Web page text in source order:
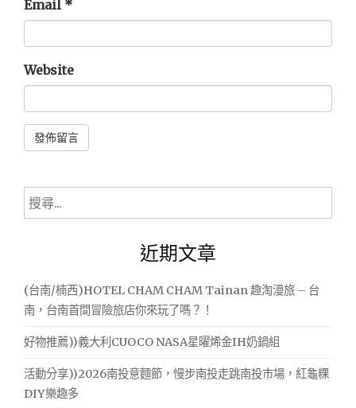
Email *
Website
搜
尋
近期文章
(台南/楠西)HOTEL CHAM CHAM Tainan 趣淘漫旅 – 台
南，台南首間冒險旅店你來玩了嗎？！
好物推薦))義大利CUOCO NASA星曜烯金IH奶鍋組
活動分享))2026南投意麵節，慢步南投走跳南投市場，紅龜粿
DIY樂趣多